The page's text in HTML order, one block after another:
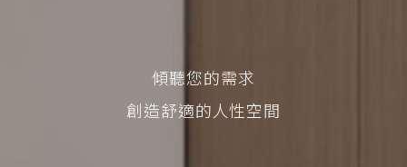
傾聽您的需求
創造舒適的人性空間